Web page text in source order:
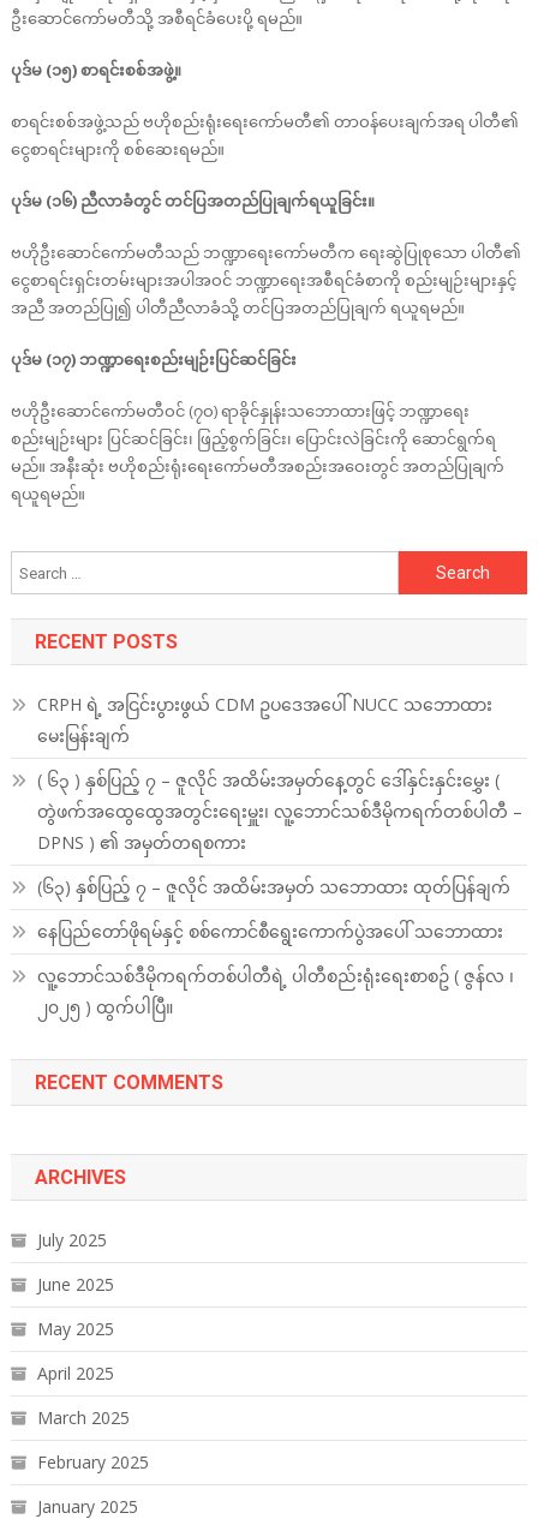
ဦးဆောင်ကော်မတီသို့ အစီရင်ခံပေးပို့ ရမည်။
ပုဒ်မ (၁၅) စာရင်းစစ်အဖွဲ့။
စာရင်းစစ်အဖွဲ့သည် ဗဟိုစည်းရုံးရေးကော်မတီ၏ တာဝန်ပေးချက်အရ ပါတီ၏
ငွေစာရင်းများကို စစ်ဆေးရမည်။
ပုဒ်မ (၁၆) ညီလာခံတွင် တင်ပြအတည်ပြုချက်ရယူခြင်း။
ဗဟိုဦးဆောင်ကော်မတီသည် ဘဏ္ဍာရေးကော်မတီက ရေးဆွဲပြုစုသော ပါတီ၏
ငွေစာရင်းရှင်းတမ်းများအပါအဝင် ဘဏ္ဍာရေးအစီရင်ခံစာကို စည်းမျဉ်းများနှင့်
အညီ အတည်ပြု၍ ပါတီညီလာခံသို့ တင်ပြအတည်ပြုချက် ရယူရမည်။
ပုဒ်မ (၁၇) ဘဏ္ဍာရေးစည်းမျဉ်းပြင်ဆင်ခြင်း
ဗဟိုဦးဆောင်ကော်မတီဝင် (၇ဝ) ရာခိုင်နှုန်းသဘောထားဖြင့် ဘဏ္ဍာရေး
စည်းမျဉ်းများ ပြင်ဆင်ခြင်း၊ ဖြည့်စွက်ခြင်း၊ ပြောင်းလဲခြင်းကို ဆောင်ရွက်ရ
မည်။ အနီးဆုံး ဗဟိုစည်းရုံးရေးကော်မတီအစည်းအဝေးတွင် အတည်ပြုချက်
ရယူရမည်။
Search
for:
RECENT POSTS
CRPH ရဲ့ အငြင်းပွားဖွယ် CDM ဥပဒေအပေါ် NUCC သဘောထား
မေးမြန်းချက်
( ၆၃ ) နှစ်ပြည့် ၇ – ဇူလိုင် အထိမ်းအမှတ်နေ့တွင် ဒေါ်နှင်းနှင်းမွှေး (
တွဲဖက်အထွေထွေအတွင်းရေးမှူး၊ လူ့ဘောင်သစ်ဒီမိုကရက်တစ်ပါတီ –
DPNS ) ၏ အမှတ်တရစကား
(၆၃) နှစ်ပြည့် ၇ – ဇူလိုင် အထိမ်းအမှတ် သဘောထား ထုတ်ပြန်ချက်
နေပြည်တော်ဖိုရမ်နှင့် စစ်ကောင်စီရွေးကောက်ပွဲအပေါ် သဘောထား
လူ့ဘောင်သစ်ဒီမိုကရက်တစ်ပါတီရဲ့ ပါတီစည်းရုံးရေးစာစဥ် ( ဇွန်လ ၊
၂၀၂၅ ) ထွက်ပါပြီ။
RECENT COMMENTS
ARCHIVES
July 2025
June 2025
May 2025
April 2025
March 2025
February 2025
January 2025